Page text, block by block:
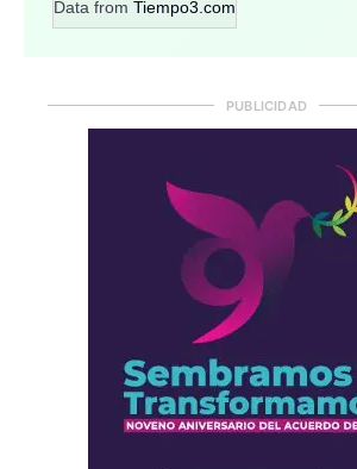
Data from Tiempo3.com
PUBLICIDAD